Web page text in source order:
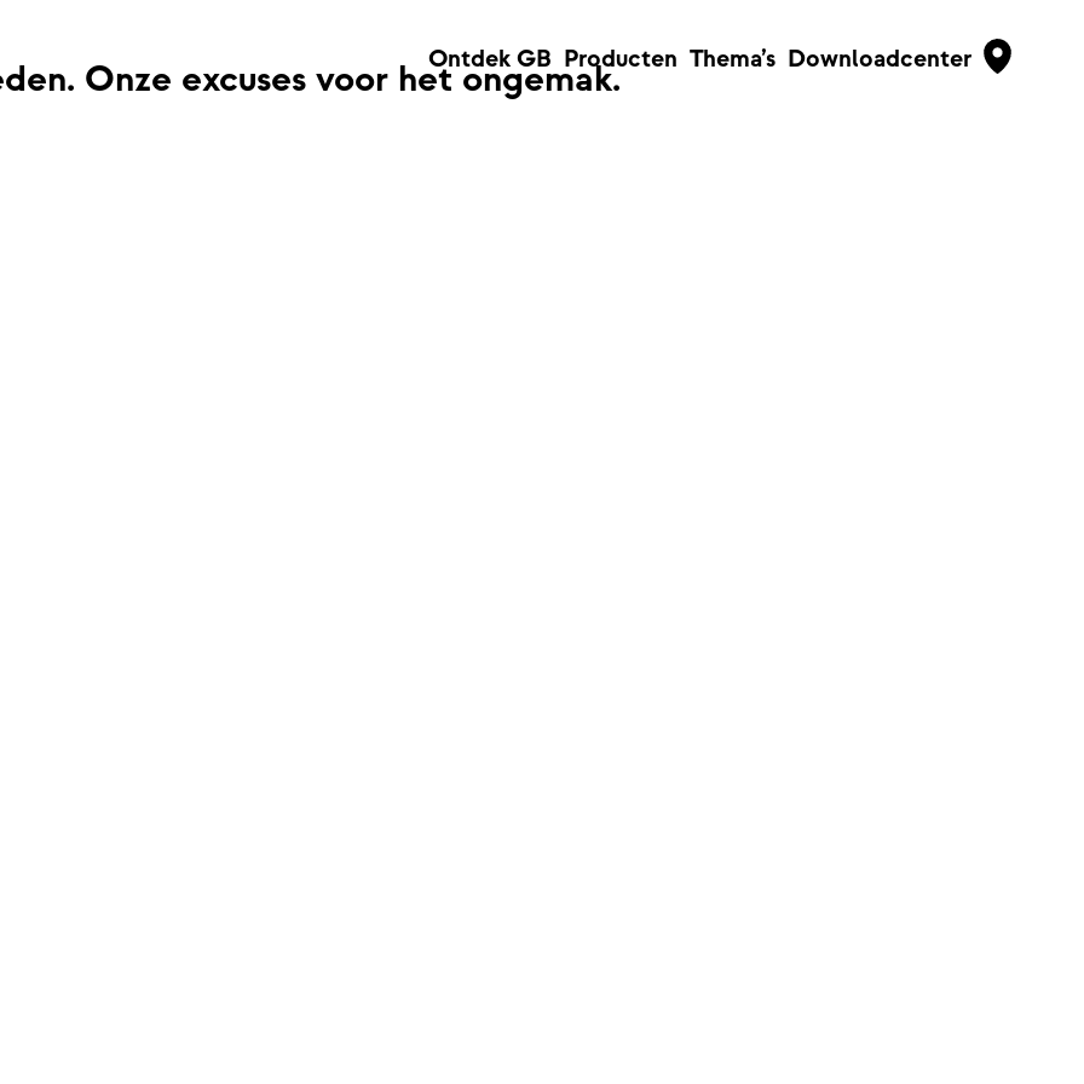
Ontdek GB Producten Thema’s Downloadcenter
Onze excuses voor het ongemak.